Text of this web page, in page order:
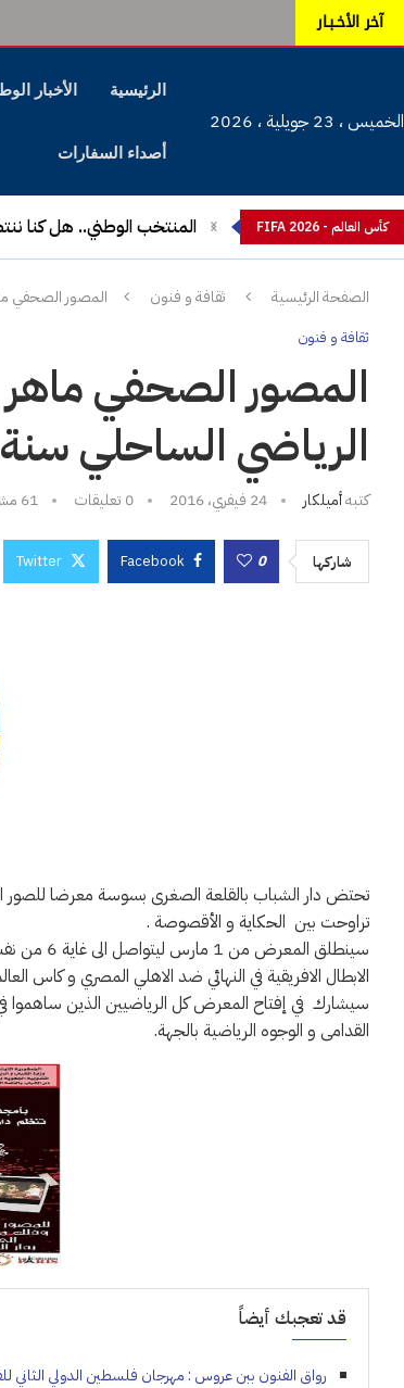
آخر الأخـبـار
الخميس ، 23 جويلية ، 2026
الرئيسية الأخبار
أصداء السفارات
كأس العالم - FIFA 2026 المنتخب الوطني.. هل كنا
الصفحة الرئيسية
ثقافة و فنون المصور الصحفي
ثقافة و فنون
المصور الصحفي
الرياضي الساحلي سنة 2007
كتبهأميلكار 24 فيفري، 2016 0 تعليقات 61
شاركها 0
Facebook
Twitter
تراوحت بين الحكاية و الأقصوصة .
الابطال الافريقية في النهائي ضد الاهلي المصري و كاس
سيشارك في إفتاح المعرض كل الرياضيين الذين ساهموا
القدامى و الوجوه الرياضية بالجهة.
قد تعجبك أيضاً
رواق الفنون ببن عروس : مهرجان فلسطين الدولي الثاني